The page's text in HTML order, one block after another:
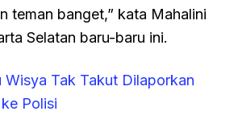
teman banget,” kata Mahalini
Selatan baru-baru ini.
Wisya Tak Takut Dilaporkan
Polisi